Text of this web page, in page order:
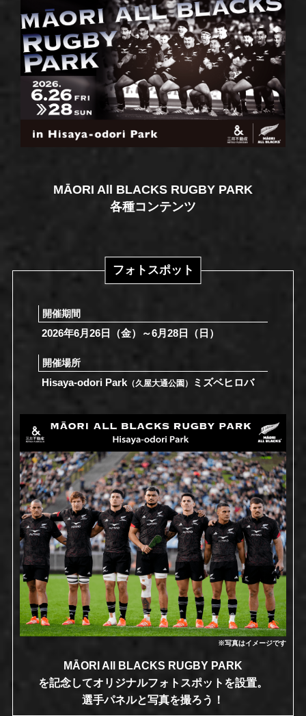
MĀORI All BLACKS RUGBY PARK
各種コンテンツ
フォトスポット
開催期間
2026年6月26日（金）～6月28日（日）
開催場所
Hisaya-odori Park （久屋大通公園） ミズベヒロバ
※写真はイメージです
MĀORI All BLACKS RUGBY PARK
を記念してオリジナルフォトスポットを設置。
選手パネルと写真を撮ろう！